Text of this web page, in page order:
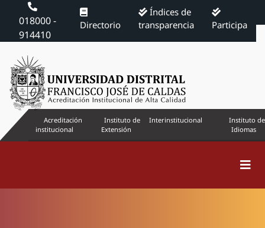
018000 -
914410
Directorio
Índices de
transparencia
Participa
Acreditación
institucional
Instituto de
Extensión
Interinstitucional
Instituto de
Idiomas